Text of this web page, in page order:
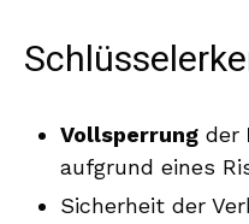
Vollsperrung der
aufgrund eines
Sicherheit der